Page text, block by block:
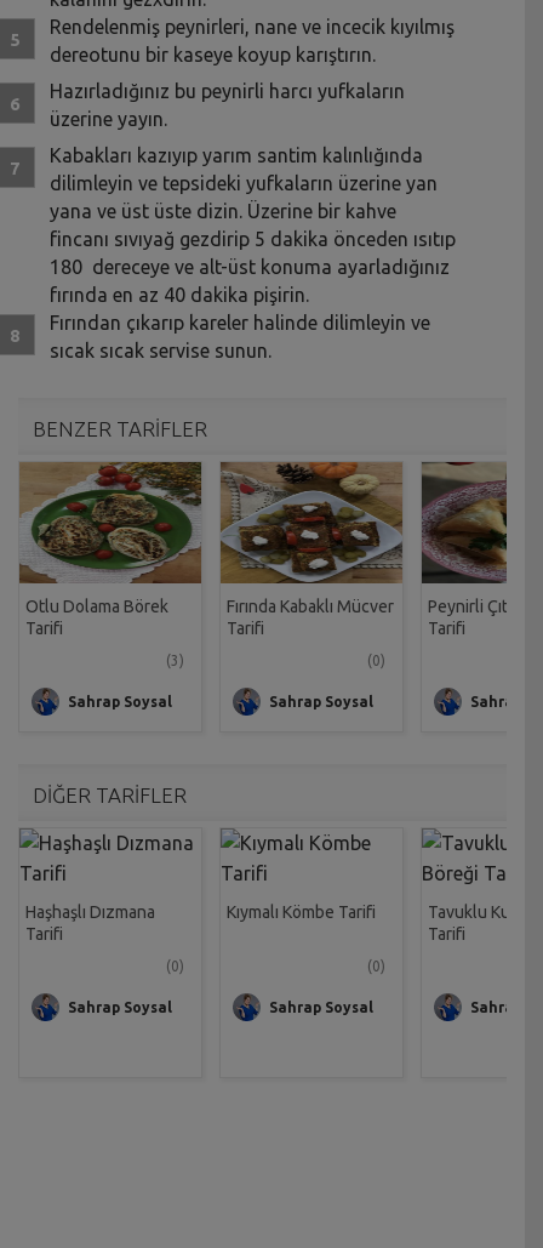
Rendelenmiş peynirleri, nane ve incecik kıyılmış
dereotunu bir kaseye koyup karıştırın.
Hazırladığınız bu peynirli harcı yufkaların
üzerine yayın.
Kabakları kazıyıp yarım santim kalınlığında
dilimleyin ve tepsideki yufkaların üzerine yan
yana ve üst üste dizin. Üzerine bir kahve
fincanı sıvıyağ gezdirip 5 dakika önceden ısıtıp
180 dereceye ve alt-üst konuma ayarladığınız
fırında en az 40 dakika pişirin.
Fırından çıkarıp kareler halinde dilimleyin ve
sıcak sıcak servise sunun.
BENZER TARİFLER
Otlu Dolama Börek
Tarifi
(3)
Sahrap Soysal
Fırında Kabaklı Mücver
Tarifi
(0)
Sahrap Soysal
Peynirli Çıtır
Tarifi
Sahrap
DİĞER TARİFLER
Haşhaşlı Dızmana
Tarifi
(0)
Sahrap Soysal
Kıymalı Kömbe Tarifi
(0)
Sahrap Soysal
Tavuklu
Tarifi
Sahrap